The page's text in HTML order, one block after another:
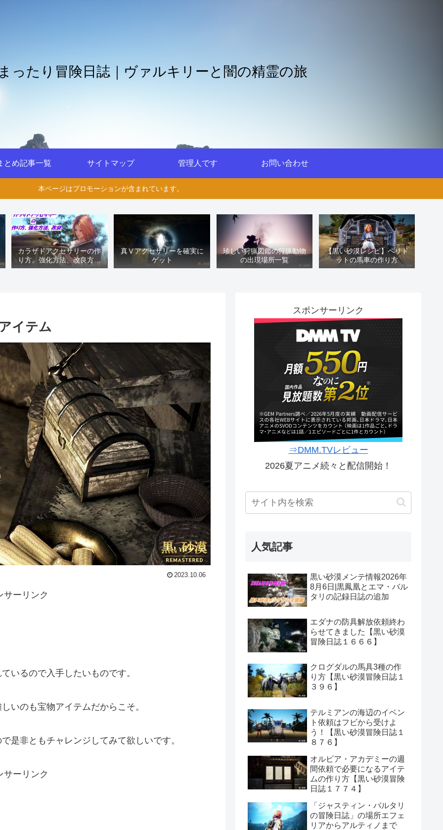
ったり冒険日誌｜ヴァルキリーと闇の精霊の旅
とめ記事一覧 サイトマップ 管理人です お問い合わせ
本ページはプロモーションが含まれています。
カラザドアクセサリーの作
り方、強化方法、改良方法
などまとめ【黒い砂漠冒険
真Ⅴアクセサリーを確実に
ゲット
珍しい狩猟図鑑の狩猟動物
の出現場所一覧
【黒い砂漠レシピ】ペリド
ットの馬車の作り方
イテム
2023.10.06
サーリンク
いるので入手したいものです。
いのも宝物アイテムだからこそ。
是非ともチャレンジしてみて欲しいです。
サーリンク
スポンサーリンク
⇒DMM.TVレビュー
2026夏アニメ続々と配信開始！
人気記事
黒い砂漠メンテ情報2026年
8月6日|黒鳳凰とエマ・バル
タリの記録日誌の追加
エダナの防具解放依頼終わ
らせてきました【黒い砂漠
冒険日誌１６６６】
クログダルの馬具3種の作
り方【黒い砂漠冒険日誌１
３９６】
テルミアンの海辺のイベン
ト依頼はフビから受けよ
う！【黒い砂漠冒険日誌１
８７６】
オルビア・アカデミーの週
間依頼で必要になるアイテ
ムの作り方【黒い砂漠冒険
日誌１７７４】
「ジャスティン・バルタリ
の冒険日誌」の場所エフェ
リアからアルティノまで